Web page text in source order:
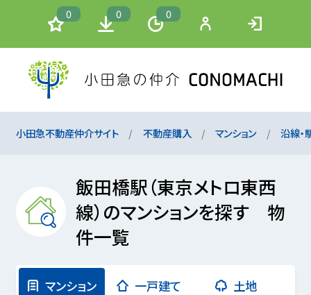
0 0 0
小田急不動産仲介サイト 不動産購入 マンション 沿線・
飯田橋駅（東京メトロ東西
線）のマンションを探す 物
件一覧
マンション 一戸建て 土地